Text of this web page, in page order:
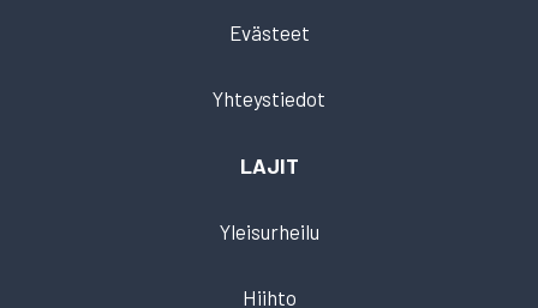
Evästeet
Yhteystiedot
LAJIT
Yleisurheilu
Hiihto